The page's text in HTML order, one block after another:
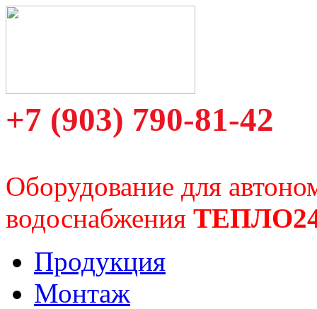
+7 (903) 790-81-42
Оборудование для
водоснабжения
Продукция
Монтаж